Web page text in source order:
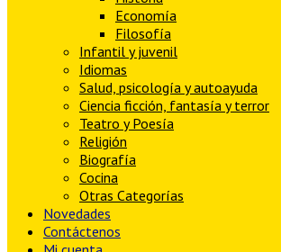
Economía
Filosofía
Infantil y juvenil
Idiomas
Salud, psicología y autoayuda
Ciencia ficción, fantasía y terror
Teatro y Poesía
Religión
Biografía
Cocina
Otras Categorías
Novedades
Contáctenos